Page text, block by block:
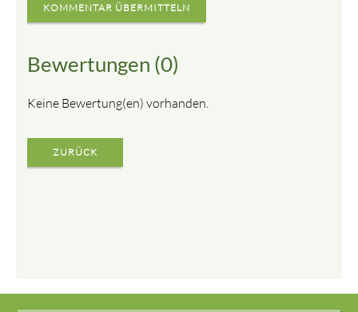
KOMMENTAR ÜBERMITTELN
Bewertungen (0)
Keine Bewertung(en) vorhanden.
ZURÜCK